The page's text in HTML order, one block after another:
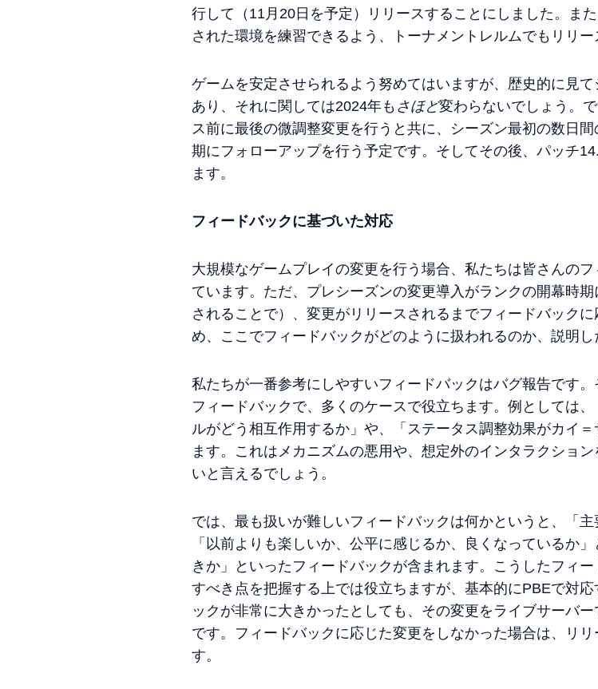
行して（11月20日を予定）リリースすることにしました。ま
された環境を練習できるよう、トーナメントレルムでもリリー
ゲームを安定させられるよう努めてはいますが、歴史的に見
あり、それに関しては2024年も さほど変わらないでしょう。
ス前に最後の微調整変更を行うと共に、シーズン最初の数日
期にフォローアップを行う予定です。そしてその後、パッチ
ます。
フィードバックに基づいた対応
大規模なゲームプレイの変更を行う場合、私たちは皆さんの
ています。ただ、プレシーズンの変更導入がランクの開幕時
されることで）、変更がリリースされるまでフィードバック
め、ここでフィードバックがどのように扱われるのか、説明し
私たちが一番参考にしやすいフィードバックはバグ報告です。
フィードバックで、多くのケースで役立ちます。例としては
ルがどう相互作用するか」や、「ステータス調整効果がカイ
ます。これはメカニズムの悪用や、想定外のインタラクショ
いと言えるでしょう。
では、最も扱いが難しいフィードバックは何かというと、「
「以前よりも楽しいか、公平に感じるか、良くなっているか
きか」といったフィードバックが含まれます。こうしたフィ
すべき点を把握する上では役立ちますが、基本的にPBEで対
ックが非常に大きかったとしても、その変更をライブサーバ
です。フィードバックに応じた変更をしなかった場合は、リ
す。